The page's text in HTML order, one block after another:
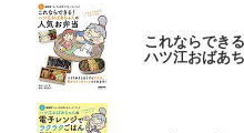
これならでき
ハツ江おばあ